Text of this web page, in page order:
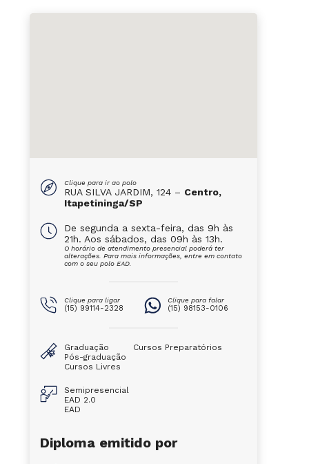
Clique para ir ao polo
RUA SILVA JARDIM, 124 – Centro,
Itapetininga/SP
De segunda a sexta-feira, das 9h às
21h. Aos sábados, das 09h às 13h.
O horário de atendimento presencial poderá ter
alterações. Para mais informações, entre em contato
com o seu polo EAD.
Clique para ligar
(15) 99114-2328
Clique para falar
(15) 98153-0106
Graduação
Pós-graduação
Cursos Livres
Cursos Preparatórios
Semipresencial
EAD 2.0
EAD
Diploma emitido por